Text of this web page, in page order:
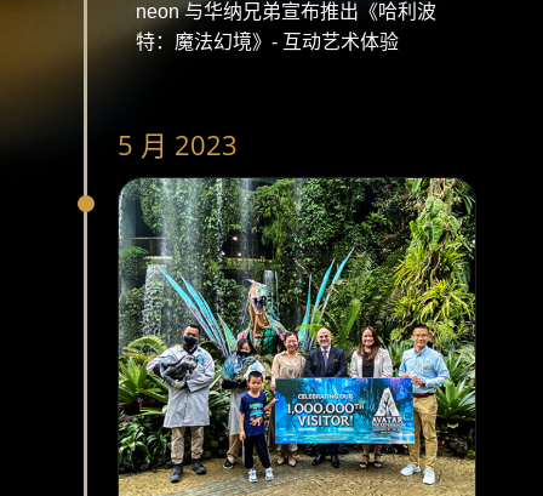
neon 与华纳兄弟宣布推出《哈利波
特：魔法幻境》- 互动艺术体验
5 月 2023